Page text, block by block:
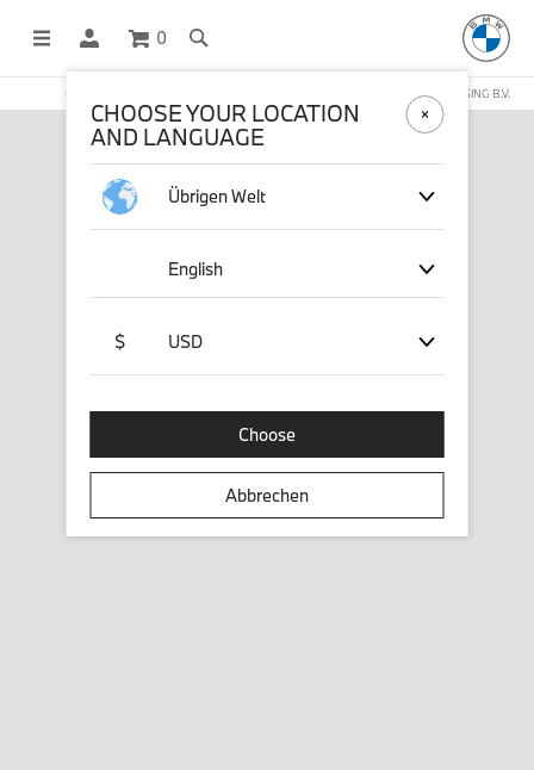
0
OFFICIAL BMW LIFESTYLE SHOP OPERATED BY STICHD SPORTMERCHANDISING B.V.
CHOOSE YOUR LOCATION
AND LANGUAGE
Übrigen Welt
English
$ USD
Choose
Abbrechen